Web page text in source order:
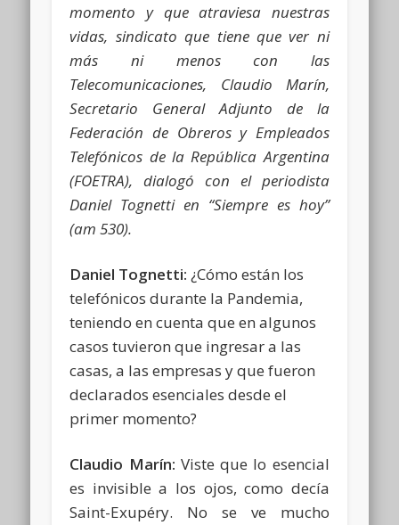
momento y que atraviesa nuestras
vidas, sindicato que tiene que ver ni
más ni menos con las
Telecomunicaciones, Claudio Marín,
Secretario General Adjunto de la
Federación de Obreros y Empleados
Telefónicos de la República Argentina
(FOETRA), dialogó con el periodista
Daniel Tognetti en “Siempre es hoy”
(am 530).
Daniel Tognetti: ¿Cómo están los
telefónicos durante la Pandemia,
teniendo en cuenta que en algunos
casos tuvieron que ingresar a las
casas, a las empresas y que fueron
declarados esenciales desde el
primer momento?
Claudio Marín: Viste que lo esencial
es invisible a los ojos, como decía
Saint-Exupéry. No se ve mucho